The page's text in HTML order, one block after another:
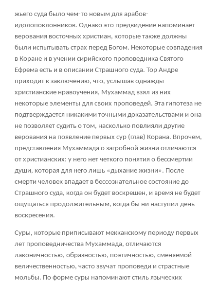
жьего суда было чем-то новым для арабов-
идолопоклонников. Однако это предвидение напоминает
верования восточных христиан, которые также должны
были испытывать страх перед Богом. Некоторые совпадения
в Коране и в учении сирийского проповедника Святого
Ефрема есть и в описании Страшного суда. Тор Андре
приходит к заключению, что, услышав однажды
христианские нравоучения, Мухаммад взял из них
некоторые элементы для своих проповедей. Эта гипотеза не
подтверждается никакими точными доказательствами и она
не позволяет судить о том, насколько повлияли другие
верования на появление первых сур (глав) Корана. Впрочем,
представления Мухаммада о загробной жизни отличаются
от христианских: у него нет четкого понятия о бессмертии
души, которая для него лишь «дыхание жизни». После
смерти человек впадает в бессознательное состояние до
Страшного суда, когда он будет воскрешен, и время не будет
ощущаться продолжительным, когда бы ни наступил день
воскресения.
Суры, которые приписывают мекканскому периоду первых
лет проповедничества Мухаммада, отличаются
лаконичностью, образностью, поэтичностью, сменяемой
величественностью, часто звучат проповеди и страстные
мольбы. По форме суры напоминают стиль языческих